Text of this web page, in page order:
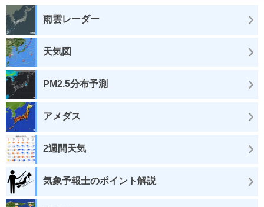
雨雲レーダー
天気図
PM2.5分布予測
アメダス
2週間天気
気象予報士のポイント解説